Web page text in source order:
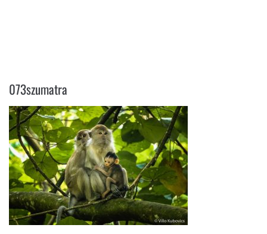
073szumatra